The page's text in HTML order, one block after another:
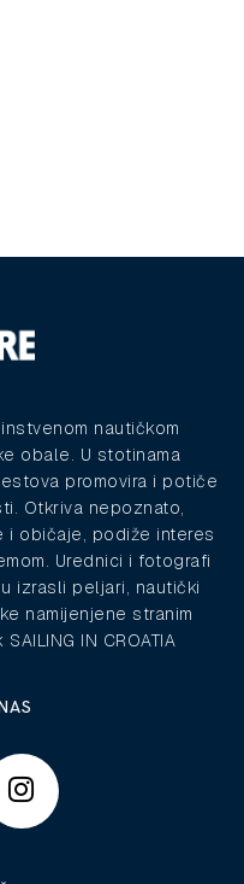
nautičkom
obale. U stotinama
promovira i potiče
Otkriva nepoznato,
i običaje, podiže interes
Urednici i fotografi
izrasli peljari, nautički
namijenjene stranim
IN CROATIA